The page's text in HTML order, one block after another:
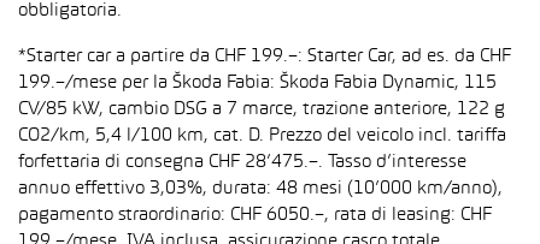
obbligatoria.
*Starter car a partire da CHF 199.–: Starter Car, ad es. da CHF
199.–/mese per la Škoda Fabia: Škoda Fabia Dynamic, 115
CV/85 kW, cambio DSG a 7 marce, trazione anteriore, 122 g
CO2/km, 5,4 l/100 km, cat. D. Prezzo del veicolo incl. tariffa
forfettaria di consegna CHF 28’475.–. Tasso d’interesse
annuo effettivo 3,03%, durata: 48 mesi (10’000 km/anno),
pagamento straordinario: CHF 6050.–, rata di leasing: CHF